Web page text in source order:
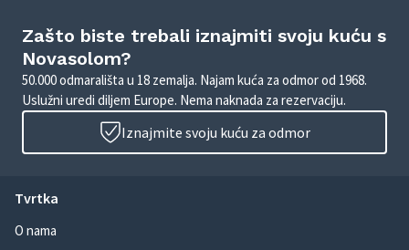
Zašto biste trebali iznajmiti svoju kuću s
Novasolom?
50.000 odmarališta u 18 zemalja. Najam kuća za odmor od 1968.
Uslužni uredi diljem Europe. Nema naknada za rezervaciju.
Iznajmite svoju kuću za odmor
Tvrtka
O nama